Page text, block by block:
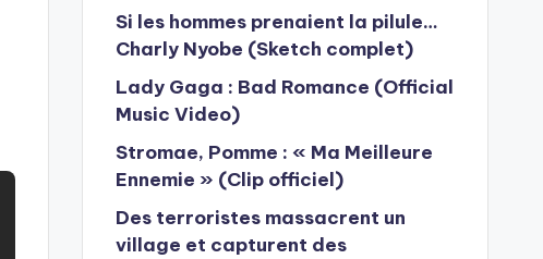
Si les hommes prenaient la pilule…
Charly Nyobe (Sketch complet)
Lady Gaga : Bad Romance (Official
Music Video)
Stromae, Pomme : « Ma Meilleure
Ennemie » (Clip officiel)
Des terroristes massacrent un
village et capturent des